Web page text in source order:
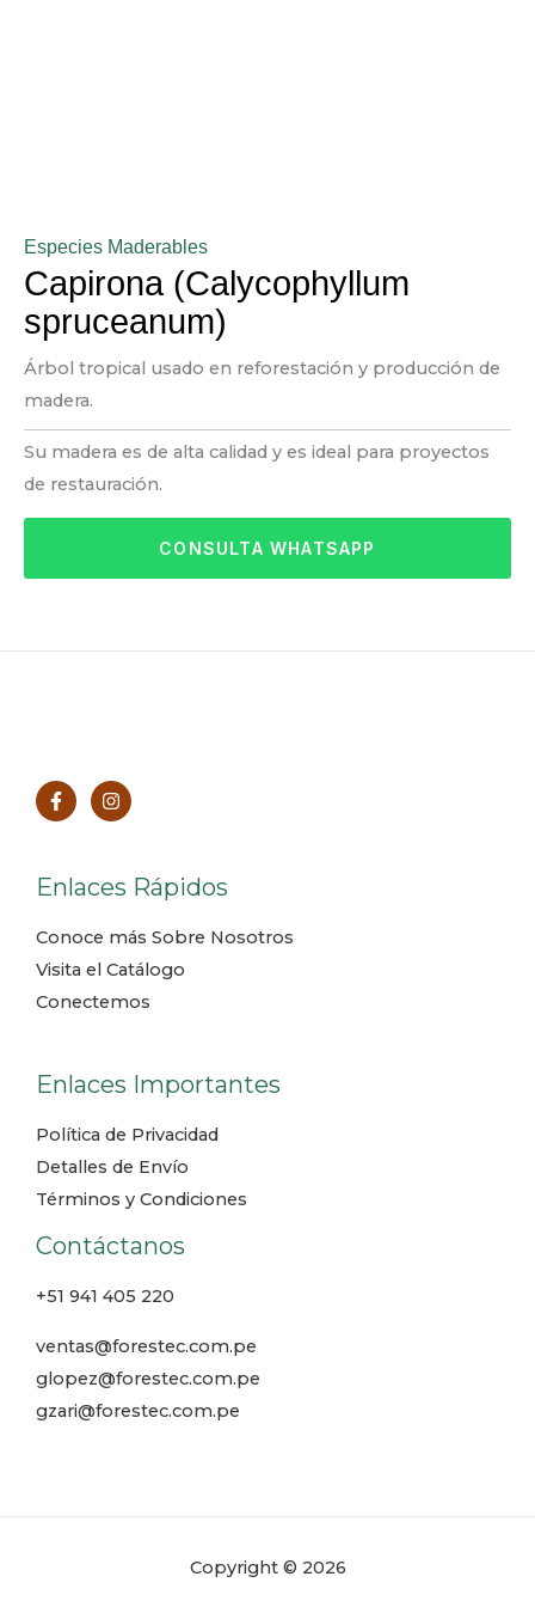
Especies Maderables
Capirona (Calycophyllum
spruceanum)
Árbol tropical usado en reforestación y producción de
madera.
Su madera es de alta calidad y es ideal para proyectos
de restauración.
CONSULTA WHATSAPP
Enlaces Rápidos
Conoce más Sobre Nosotros
Visita el Catálogo
Conectemos
Enlaces Importantes
Política de Privacidad
Detalles de Envío
Términos y Condiciones
Contáctanos
+51 941 405 220
ventas@forestec.com.pe
glopez@forestec.com.pe
gzari@forestec.com.pe
Copyright © 2026